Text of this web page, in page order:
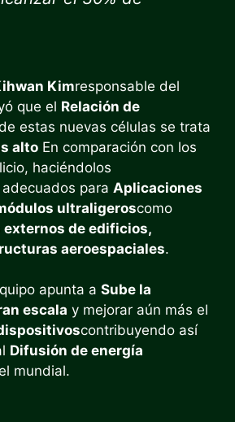
Kimresponsable del
que el Relación de
estas nuevas células se trata
alto En comparación con los
haciéndolos
para Aplicaciones
ultraligeroscomo
de edificios,
aeroespaciales.
apunta a Sube la
escala y mejorar aún más el
contribuyendo así
Difusión de energía
mundial.